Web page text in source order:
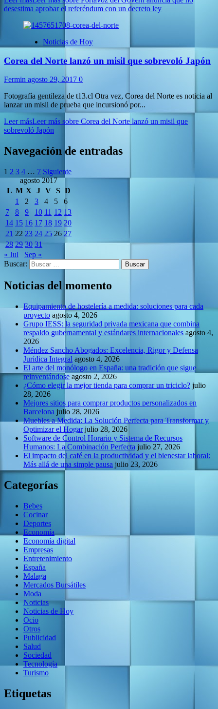
desestima aprobar el referéndum con un decreto ley
Noticias de Hoy
Corea del Norte lanzó un misil que sobrevoló Japón
Fermin agosto 29, 2017 0
Fotografía gentileza de t13.cl Otra vez, Corea del Norte es noticia al
lanzar un misil de prueba que incursionó por...
Leer másLeer más sobre Corea del Norte lanzó un misil que
sobrevoló Japón
Navegación de entradas
1 2 3 4 … 7 Siguiente
agosto 2017
L M X J V S D
1
2 3 4 5
6
7
8 9 10 11 12 13
14 15 16 17 18 19 20
21 22 23 24 25 26 27
28 29 30 31
« Jul
Sep »
Buscar:
Noticias del momento
Equipamiento de hostelería a medida: soluciones para cada
proyecto agosto 4, 2026
Grupo IESS: la seguridad privada mexicana que combina
respaldo gubernamental y estándares internacionales agosto 4,
2026
Méndez Sancho Abogados: Excelencia, Rigor y Defensa
Jurídica Integral agosto 4, 2026
El arte del monólogo en España: una tradición que sigue
reinventándose agosto 2, 2026
¿Cómo elegir la mejor tienda para comprar un triciclo? julio
28, 2026
Mejores sitios para comprar productos personalizados en
Barcelona julio 28, 2026
Muebles a Medida: La Solución Perfecta para Transformar y
Optimizar el Hogar julio 28, 2026
Software de Control Horario y Sistema de Recursos
Humanos: La Combinación Perfecta julio 27, 2026
El impacto del café en la productividad y el bienestar laboral:
Más allá de una simple pausa julio 23, 2026
Categorías
Bebes
Cocinar
Deportes
Economía
Economía digital
Empresas
Entretenimiento
España
Malaga
Mercados Bursátiles
Moda
Noticias
Noticias de Hoy
Ocio
Otros
Publicidad
Salud
Sociedad
Tecnología
Turismo
Etiquetas